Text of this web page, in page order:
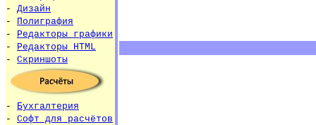
- Дизайн
- Полиграфия
- Редакторы графики
- Редакторы HTML
- Скриншоты
- Бухгалтерия
- Софт для расчётов